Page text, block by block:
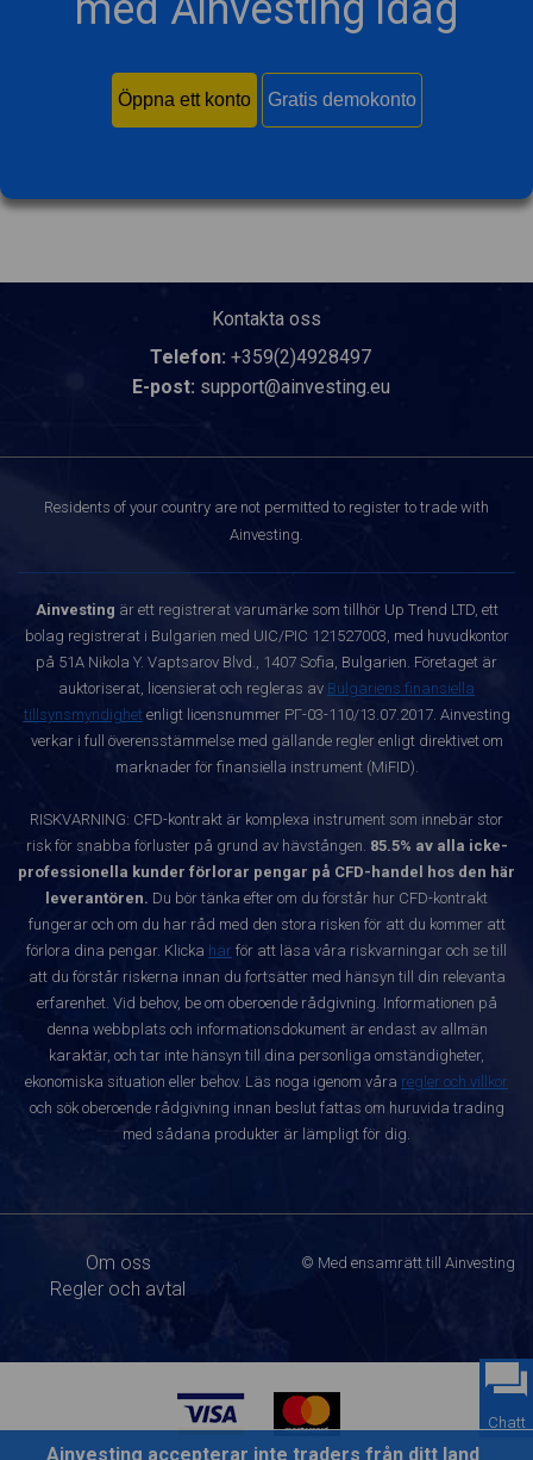
Öppna ett konto Gratis demokonto
Kontakta oss
Telefon: +359(2)4928497
E-post: support@ainvesting.eu
Residents of your country are not permitted to register to trade with
Ainvesting.
Ainvesting är ett registrerat varumärke som tillhör Up Trend LTD, ett
bolag registrerat i Bulgarien med UIC/PIC 121527003, med huvudkontor
på 51A Nikola Y. Vaptsarov Blvd., 1407 Sofia, Bulgarien. Företaget är
auktoriserat, licensierat och regleras av Bulgariens finansiella
tillsynsmyndighetenligt licensnummer РГ-03-110/13.07.2017. Ainvesting
verkar i full överensstämmelse med gällande regler enligt direktivet om
marknader för finansiella instrument (MiFID).
RISKVARNING: CFD-kontrakt är komplexa instrument som innebär stor
risk för snabba förluster på grund av hävstången. 85.5% av alla icke-
professionella kunder förlorar pengar på CFD-handel hos den här
leverantören. Du bör tänka efter om du förstår hur CFD-kontrakt
fungerar och om du har råd med den stora risken för att du kommer att
förlora dina pengar. Klicka här för att läsa våra riskvarningar och se till
att du förstår riskerna innan du fortsätter med hänsyn till din relevanta
erfarenhet. Vid behov, be om oberoende rådgivning. Informationen på
denna webbplats och informationsdokument är endast av allmän
karaktär, och tar inte hänsyn till dina personliga omständigheter,
ekonomiska situation eller behov. Läs noga igenom våra regler och villkor
och sök oberoende rådgivning innan beslut fattas om huruvida trading
med sådana produkter är lämpligt för dig.
Om oss
Regler och avtal
© Med ensamrätt till Ainvesting
Chatt
Ainvesting accepterar inte traders från ditt land